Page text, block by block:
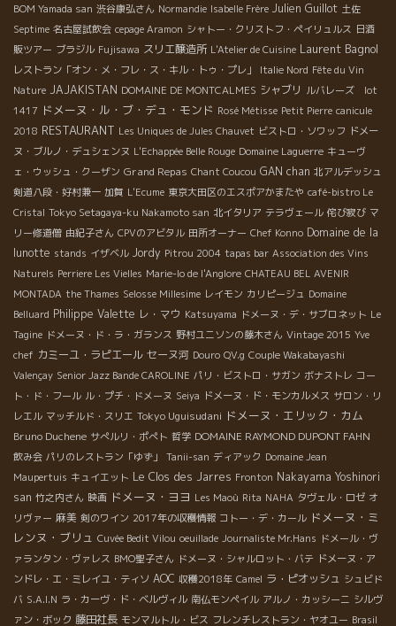
BOM Yamada san 渋谷康弘さん Normandie Isabelle Frère Julien Guillot 土佐
Septime 名古屋試飲会 cepage Aramon シャトー・クリストフ・ペイリュルス 日酒
販ツアー ブラジル Fujisawa スリエ醸造所 L'Atelier de Cuisine Laurent Bagnol
レストラン「オン・メ・フレ・ス・キル・トゥ・プレ」 Italie Nord Fête du Vin
Nature JAJAKISTAN DOMAINE DE MONTCALMES シャブリ ルバレーズ lot
1417 ドメーヌ・ル・ブ・デュ・モンド Rosé Métisse Petit Pierre canicule
2018 RESTAURANT Les Uniques de Jules Chauvet ビストロ・ソワッフ ドメー
ヌ・ブルノ・デュシェンヌ L'Echappée Belle Rouge Domaine Laguerre キューヴ
ェ・ウッシュ・クーザン Grand Repas Chant Coucou GAN chan 北アルデッシュ
剣道八段・好村兼一 加賀 L'Ecume 東京大田区のエスポアかまたや café-bistro Le
Cristal Tokyo Setagaya-ku Nakamoto san 北イタリア テラヴェール 侘び寂び マ
リー修道僧 由紀子さん CPVのアビタル 田所オーナー Chef Konno Domaine de la
lunotte stands イザベル Jordy Pitrou 2004 tapas bar Association des Vins
Naturels Perriere Les Vielles Marie-lo de l'Anglore CHATEAU BEL AVENIR
MONTADA the Thames Selosse Millesime レイモン カリピージュ Domaine
Belluard Philippe Valette レ・マウ Katsuyama ドメーヌ・デ・サブロネット Le
Tagine ドメーヌ・ド・ラ・ガランス 野村ユニソンの藤木さん Vintage 2015 Yve
chef カミーユ・ラピエール セーヌ河 Douro QV.g Couple Wakabayashi
Valençay Senior Jazz Bande CAROLINE パリ・ビストロ・サガン ボナストレ コー
ト・ド・フール ル・プチ・ドメーヌ Seiya ドメーヌ・ド・モンカルメス サロン・リ
レエル マッチルド・スリエ Tokyo Uguisudani ドメーヌ・エリック・カム
Bruno Duchene サぺルリ・ポぺト 哲学 DOMAINE RAYMOND DUPONT FAHN
飲み会 パリのレストラン「ゆず」 Tanii-san ディアック Domaine Jean
Maupertuis キュイエット Le Clos des Jarres Fronton Nakayama Yoshinori
san 竹之内さん 映画 ドメーヌ・ヨヨ Les Maoù Rita NAHA タヴェル・ロゼ オ
リヴァー 麻美 剣のワイン 2017年の収穫情報 コトー・デ・カール ドメーヌ・ミ
レンヌ・ブリュ Cuvée Bedit Vilou oeuillade Journaliste Mr.Hans ドメール・ヴ
ァランタン・ヴァレス BMO聖子さん ドメーヌ・シャルロット・バテ ドメーヌ・ア
ンドレ・エ・ミレイユ・ティソ AOC 収穫2018年 Camel ラ・ピオッシュ シュビド
バ S.A.I.N ラ・カーヴ・ド・ベルヴィル 南仏モンペイル アルノ・カッシーニ シルヴ
ァン・ボック 藤田社長 モンマルトル・ビス フレンチレストラン・ヤオユー Brasil